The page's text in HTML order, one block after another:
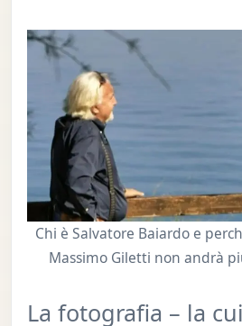
Chi è Salvatore Baiardo e
Massimo Giletti non andrà
La fotografia – la